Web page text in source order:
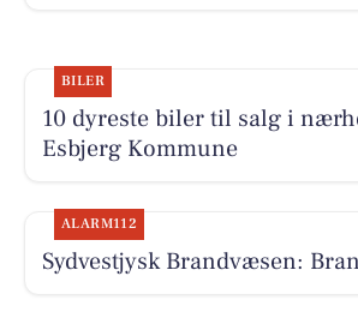
BILER
10 dyreste biler til salg i
Esbjerg Kommune
ALARM112
Sydvestjysk Brandvæsen: